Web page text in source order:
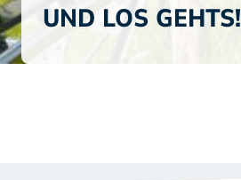
UND LOS GEHTS!